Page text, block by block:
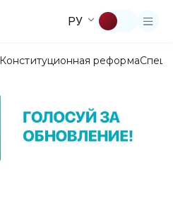
РУ
Конституционная реформа